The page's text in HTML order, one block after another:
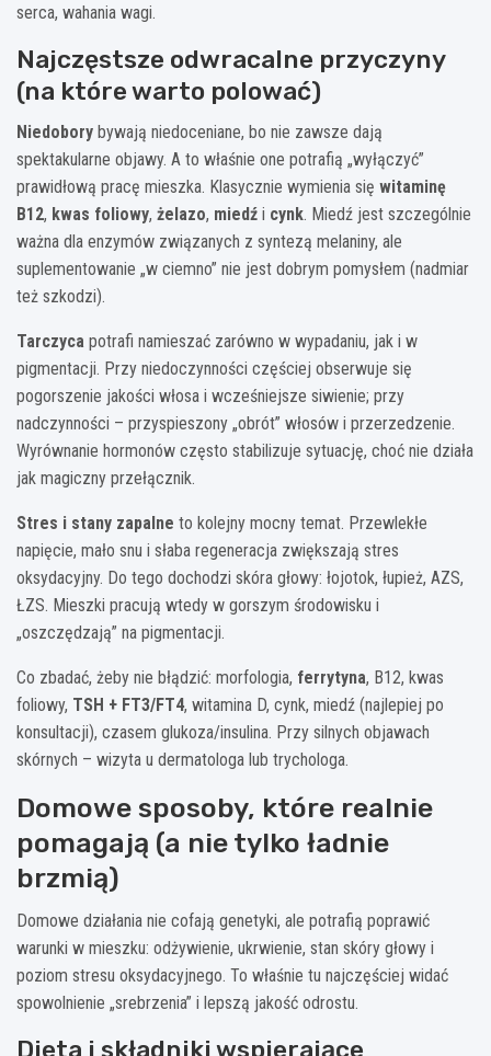
serca, wahania wagi.
Najczęstsze odwracalne przyczyny
(na które warto polować)
Niedobory bywają niedoceniane, bo nie zawsze dają
spektakularne objawy. A to właśnie one potrafią „wyłączyć”
prawidłową pracę mieszka. Klasycznie wymienia się witaminę
B12, kwas foliowy, żelazo, miedź i cynk. Miedź jest szczególnie
ważna dla enzymów związanych z syntezą melaniny, ale
suplementowanie „w ciemno” nie jest dobrym pomysłem (nadmiar
też szkodzi).
Tarczyca potrafi namieszać zarówno w wypadaniu, jak i w
pigmentacji. Przy niedoczynności częściej obserwuje się
pogorszenie jakości włosa i wcześniejsze siwienie; przy
nadczynności – przyspieszony „obrót” włosów i przerzedzenie.
Wyrównanie hormonów często stabilizuje sytuację, choć nie działa
jak magiczny przełącznik.
Stres i stany zapalne to kolejny mocny temat. Przewlekłe
napięcie, mało snu i słaba regeneracja zwiększają stres
oksydacyjny. Do tego dochodzi skóra głowy: łojotok, łupież, AZS,
ŁZS. Mieszki pracują wtedy w gorszym środowisku i
„oszczędzają” na pigmentacji.
Co zbadać, żeby nie błądzić: morfologia, ferrytyna, B12, kwas
foliowy, TSH + FT3/FT4, witamina D, cynk, miedź (najlepiej po
konsultacji), czasem glukoza/insulina. Przy silnych objawach
skórnych – wizyta u dermatologa lub trychologa.
Domowe sposoby, które realnie
pomagają (a nie tylko ładnie
brzmią)
Domowe działania nie cofają genetyki, ale potrafią poprawić
warunki w mieszku: odżywienie, ukrwienie, stan skóry głowy i
poziom stresu oksydacyjnego. To właśnie tu najczęściej widać
spowolnienie „srebrzenia” i lepszą jakość odrostu.
Dieta i składniki wspierające